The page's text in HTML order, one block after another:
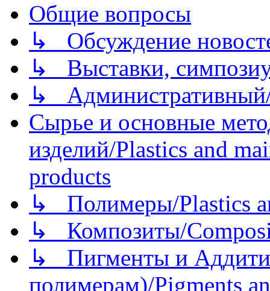
Общие вопросы
↳ Обсуждение
↳ Выставки,
↳
Сырье и основные
изделий/Plastics and
products
↳ Полимеры/Plastics
↳ Композиты/
↳ Пигменты и
полимерам)/Pigments